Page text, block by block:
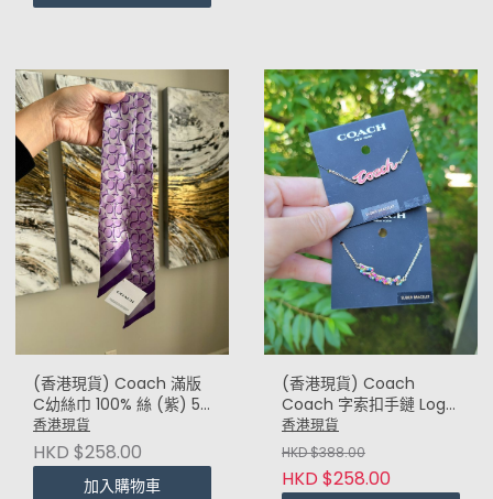
(香港現貨) Coach 滿版
C幼絲巾 100% 絲 (紫) 5
X 127cm
香港現貨
HKD $258.00
加入購物車
(香港現貨) Coach
Coach 字索扣手鏈 Logo
Script Slider Bracelet
香港現貨
HKD $388.00
HKD $258.00